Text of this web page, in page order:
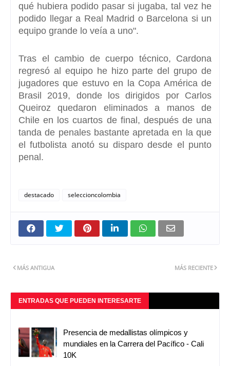
qué hubiera podido pasar si jugaba, tal vez he
podido llegar a Real Madrid o Barcelona si un
equipo grande lo veía a uno".
Tras el cambio de cuerpo técnico, Cardona
regresó al equipo he hizo parte del grupo de
jugadores que estuvo en la Copa América de
Brasil 2019, donde los dirigidos por Carlos
Queiroz quedaron eliminados a manos de
Chile en los cuartos de final, después de una
tanda de penales bastante apretada en la que
el futbolista anotó su disparo desde el punto
penal.
destacado seleccioncolombia
MÁS RECIENTE
MÁS ANTIGUA
ENTRADAS QUE PUEDEN INTERESARTE
Presencia de medallistas olímpicos y
mundiales en la Carrera del Pacífico - Cali
10K